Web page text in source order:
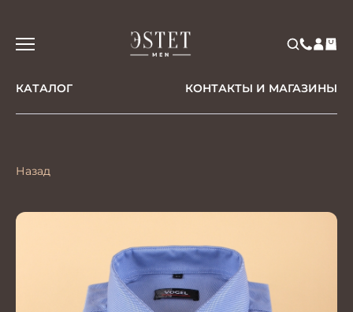
КАТАЛОГ КОНТАКТЫ И МАГАЗИНЫ
Назад